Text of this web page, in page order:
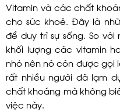
Vitamin và các chất
cho sức khoẻ. Đây là
để duy trì sự sống. So
khối lượng các vitamin
nhỏ nên nó còn được gọi
rất nhiều người đã lạm
chất khoáng mà không
việc này.